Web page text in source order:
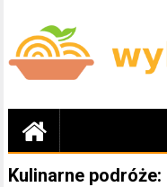
content
Kulinarne